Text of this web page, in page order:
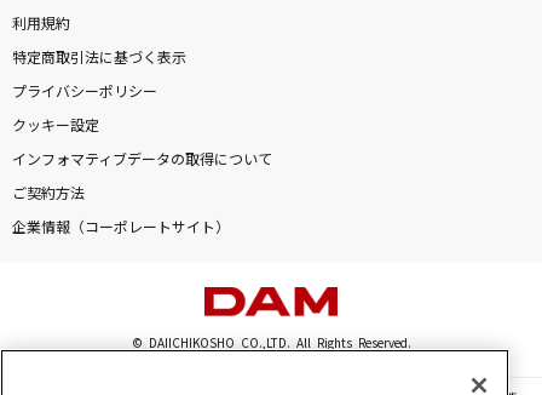
利用規約
特定商取引法に基づく表示
プライバシーポリシー
クッキー設定
インフォマティブデータの取得について
ご契約方法
企業情報（コーポレートサイト）
© DAIICHIKOSHO CO.,LTD. All Rights Reserved.